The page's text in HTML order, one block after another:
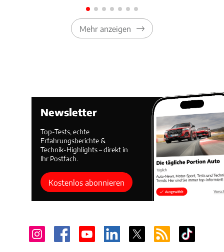
Mehr anzeigen
Newsletter
Top-Tests, echte
Erfahrungsberichte &
Technik-Highlights – direkt in
Ihr Postfach.
Kostenlos abonnieren